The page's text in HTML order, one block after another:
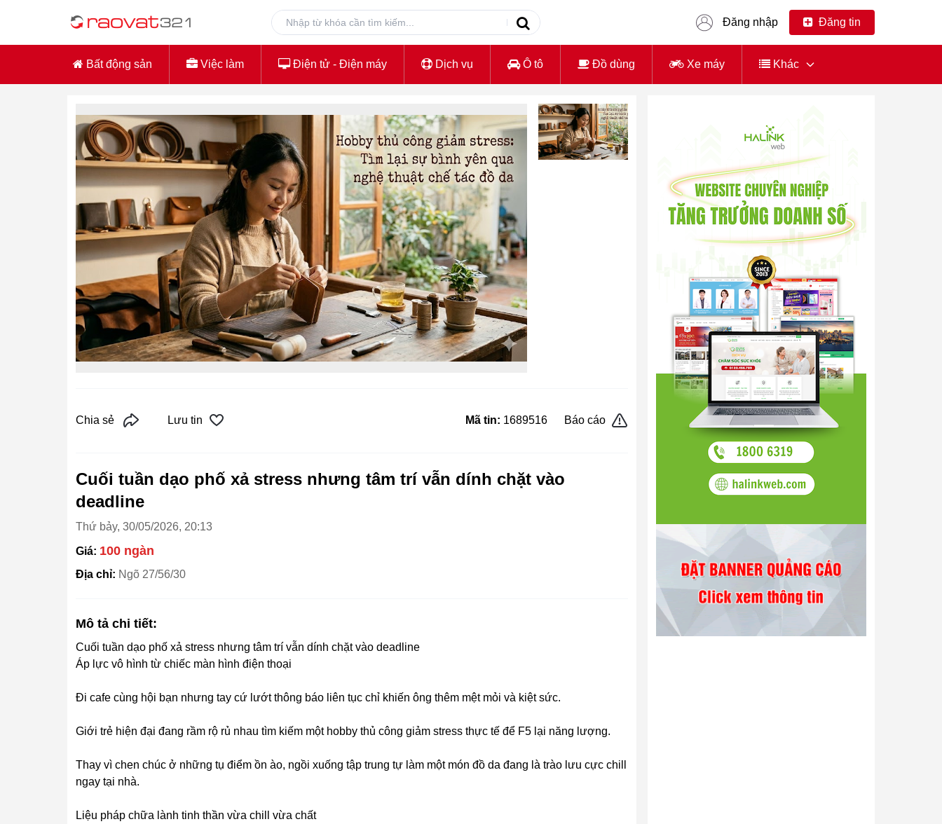
Đăng nhập Đăng tin
Bất động sản Việc làm Điện tử - Điện máy Dịch vụ Ô tô Đồ dùng Xe máy Khác
Chia sẻ Lưu tin Mã tin: 1689516 Báo cáo
Cuối tuần dạo phố xả stress nhưng tâm trí vẫn dính chặt vào
deadline
Thứ bảy, 30/05/2026, 20:13
Giá: 100 ngàn
Địa chỉ: Ngõ 27/56/30
Mô tả chi tiết:
Cuối tuần dạo phố xả stress nhưng tâm trí vẫn dính chặt vào deadline
Áp lực vô hình từ chiếc màn hình điện thoại
Đi cafe cùng hội bạn nhưng tay cứ lướt thông báo liên tục chỉ khiến ông thêm mệt mỏi và kiệt sức.
Giới trẻ hiện đại đang rầm rộ rủ nhau tìm kiếm một hobby thủ công giảm stress thực tế để F5 lại năng lượng.
Thay vì chen chúc ở những tụ điểm ồn ào, ngồi xuống tập trung tự làm một món đồ da đang là trào lưu cực chill
ngay tại nhà.
Liệu pháp chữa lành tinh thần vừa chill vừa chất